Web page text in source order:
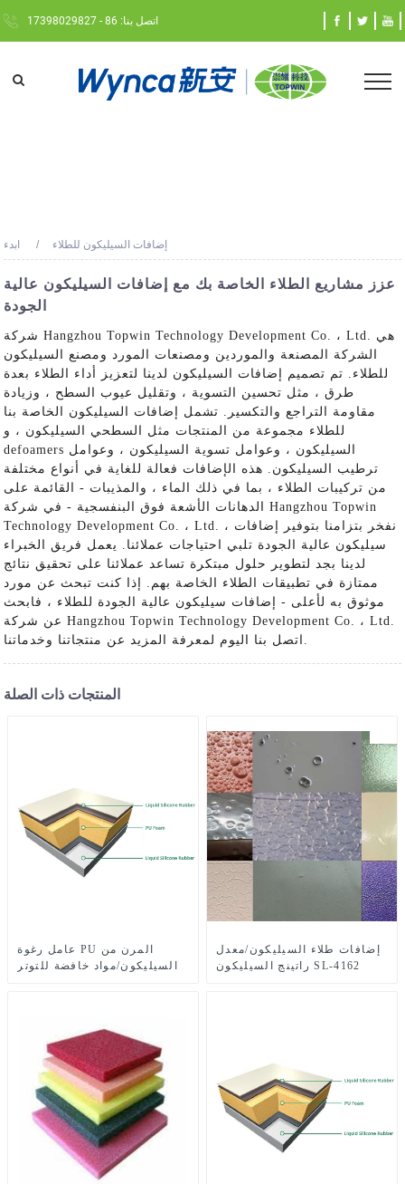
اتصل بنا: 86 - 17398029827
ابدء إضافات السيليكون للطلاء
عزز مشاريع الطلاء الخاصة بك مع إضافات السيليكون عالية
الجودة
شركة Hangzhou Topwin Technology Development Co. ، Ltd. هي
الشركة المصنعة والموردين ومصنعات المورد ومصنع السيليكون
للطلاء. تم تصميم إضافات السيليكون لدينا لتعزيز أداء الطلاء بعدة
طرق ، مثل تحسين التسوية ، وتقليل عيوب السطح ، وزيادة
مقاومة التراجع والتكسير. تشمل إضافات السيليكون الخاصة بنا
للطلاء مجموعة من المنتجات مثل السطحي السيليكون ، و
defoamers السيليكون ، وعوامل تسوية السيليكون ، وعوامل
ترطيب السيليكون. هذه الإضافات فعالة للغاية في أنواع مختلفة
من تركيبات الطلاء ، بما في ذلك الماء ، والمذيبات - القائمة على
الدهانات الأشعة فوق البنفسجية - في شركة Hangzhou Topwin
Technology Development Co. ، Ltd. ، نفخر بتزامنا بتوفير إضافات
سيليكون عالية الجودة تلبي احتياجات عملائنا. يعمل فريق الخبراء
لدينا بجد لتطوير حلول مبتكرة تساعد عملائنا على تحقيق نتائج
ممتازة في تطبيقات الطلاء الخاصة بهم. إذا كنت تبحث عن مورد
موثوق به لأعلى - إضافات سيليكون عالية الجودة للطلاء ، فابحث
عن شركة Hangzhou Topwin Technology Development Co. ، Ltd.
اتصل بنا اليوم لمعرفة المزيد عن منتجاتنا وخدماتنا.
المنتجات ذات الصلة
عامل رغوة PU المرن من
السيليكون/مواد خافضة للتوتر
إضافات طلاء السيليكون/معدل
راتينج السيليكون SL-4162